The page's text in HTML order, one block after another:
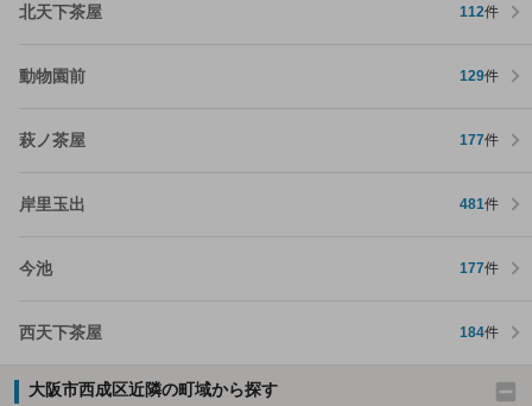
北天下茶屋 112件
動物園前 129件
萩ノ茶屋 177件
岸里玉出 481件
今池 177件
西天下茶屋 184件
大阪市西成区近隣の町域から探す